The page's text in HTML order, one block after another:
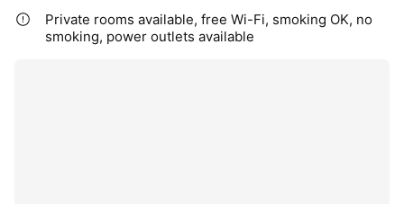
Private rooms available, free Wi-Fi, smoking OK, no
smoking, power outlets available